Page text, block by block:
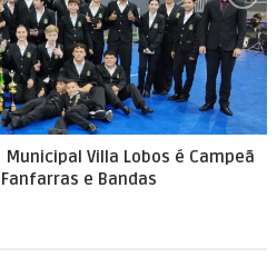
Villa Lobos é Campeã
e Bandas